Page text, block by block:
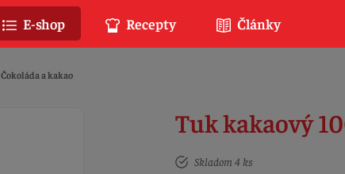
Čokoláda a kakao
Tuk kakaový
Skladom 4 ks
E-shop Recepty Články